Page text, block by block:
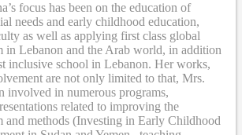
focus has been on the education of
needs and early childhood education,
as well as applying first class global
in Lebanon and the Arab world, in addition
inclusive school in Lebanon. Her works,
are not only limited to that, Mrs.
involved in numerous programs,
related to improving the
and methods (Investing in Early Childhood